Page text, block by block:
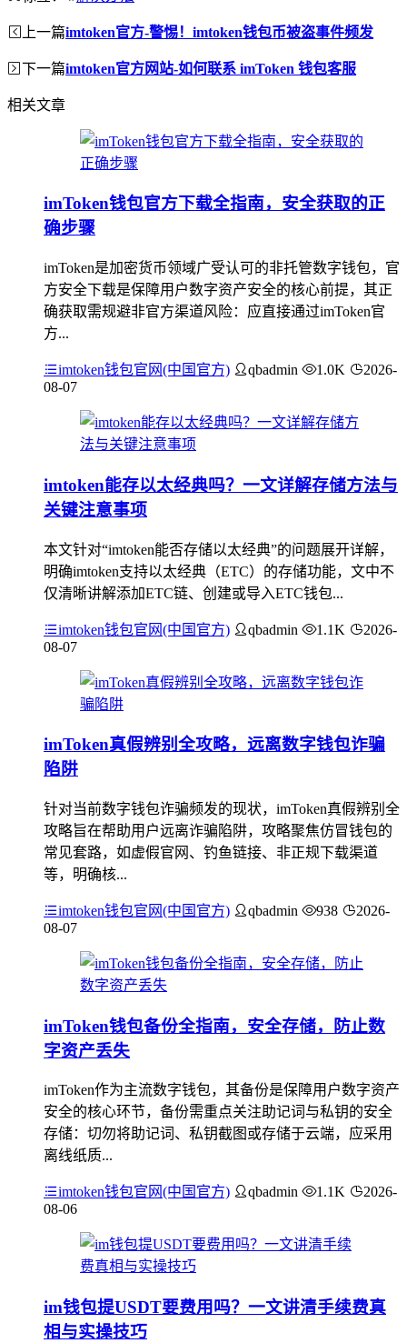
上一篇imtoken官方-警惕！imtoken钱包币被盗事件频发
下一篇imtoken官方网站-如何联系 imToken 钱包客服
相关文章
imToken钱包官方下载全指南，安全获取的正
确步骤
imToken是加密货币领域广受认可的非托管数字钱包，官
方安全下载是保障用户数字资产安全的核心前提，其正
确获取需规避非官方渠道风险：应直接通过imToken官
方...
imtoken钱包官网(中国官方) qbadmin 1.0K
2026-
08-07
imtoken能存以太经典吗？一文详解存储方法与
关键注意事项
本文针对“imtoken能否存储以太经典”的问题展开详解，
明确imtoken支持以太经典（ETC）的存储功能，文中不
仅清晰讲解添加ETC链、创建或导入ETC钱包...
imtoken钱包官网(中国官方) qbadmin 1.1K
2026-
08-07
imToken真假辨别全攻略，远离数字钱包诈骗
陷阱
针对当前数字钱包诈骗频发的现状，imToken真假辨别全
攻略旨在帮助用户远离诈骗陷阱，攻略聚焦仿冒钱包的
常见套路，如虚假官网、钓鱼链接、非正规下载渠道
等，明确核...
imtoken钱包官网(中国官方) qbadmin 938
2026-
08-07
imToken钱包备份全指南，安全存储，防止数
字资产丢失
imToken作为主流数字钱包，其备份是保障用户数字资产
安全的核心环节，备份需重点关注助记词与私钥的安全
存储：切勿将助记词、私钥截图或存储于云端，应采用
离线纸质...
imtoken钱包官网(中国官方) qbadmin 1.1K
2026-
08-06
im钱包提USDT要费用吗？一文讲清手续费真
相与实操技巧